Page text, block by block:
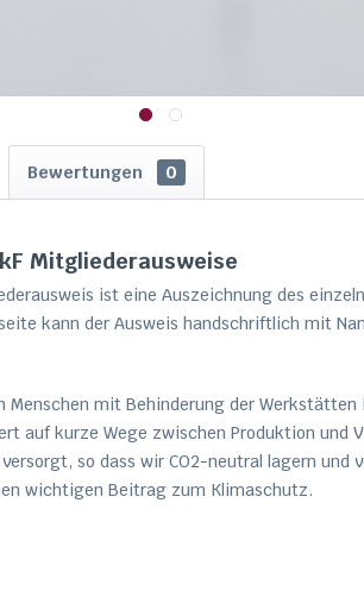
Bewertungen 0
Mitgliederausweise
ist eine Auszeichnung des
kann der Ausweis handschriftlich mit
Menschen mit Behinderung der
auf kurze Wege zwischen Produktion
so dass wir CO2-neutral lagern
wichtigen Beitrag zum Klimaschutz.